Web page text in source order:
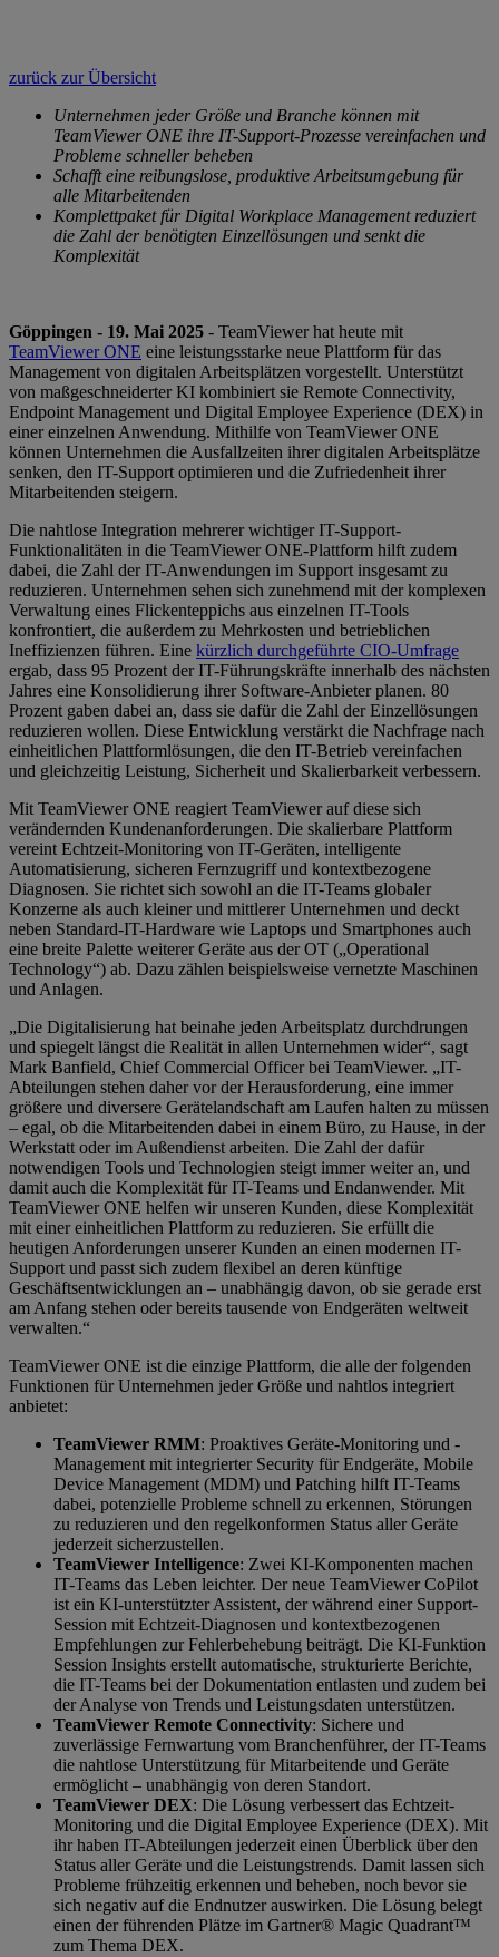
zurück zur Übersicht
Unternehmen jeder Größe und Branche können mit
TeamViewer ONE ihre IT-Support-Prozesse vereinfachen und
Probleme schneller beheben
Schafft eine reibungslose, produktive Arbeitsumgebung für
alle Mitarbeitenden
Komplettpaket für Digital Workplace Management reduziert
die Zahl der benötigten Einzellösungen und senkt die
Komplexität
Göppingen - 19. Mai 2025 - TeamViewer hat heute mit
TeamViewer ONE eine leistungsstarke neue Plattform für das
Management von digitalen Arbeitsplätzen vorgestellt. Unterstützt
von maßgeschneiderter KI kombiniert sie Remote Connectivity,
Endpoint Management und Digital Employee Experience (DEX) in
einer einzelnen Anwendung. Mithilfe von TeamViewer ONE
können Unternehmen die Ausfallzeiten ihrer digitalen Arbeitsplätze
senken, den IT-Support optimieren und die Zufriedenheit ihrer
Mitarbeitenden steigern.
Die nahtlose Integration mehrerer wichtiger IT-Support-
Funktionalitäten in die TeamViewer ONE-Plattform hilft zudem
dabei, die Zahl der IT-Anwendungen im Support insgesamt zu
reduzieren. Unternehmen sehen sich zunehmend mit der komplexen
Verwaltung eines Flickenteppichs aus einzelnen IT-Tools
konfrontiert, die außerdem zu Mehrkosten und betrieblichen
Ineffizienzen führen. Eine kürzlich durchgeführte CIO-Umfrage
ergab, dass 95 Prozent der IT-Führungskräfte innerhalb des nächsten
Jahres eine Konsolidierung ihrer Software-Anbieter planen. 80
Prozent gaben dabei an, dass sie dafür die Zahl der Einzellösungen
reduzieren wollen. Diese Entwicklung verstärkt die Nachfrage nach
einheitlichen Plattformlösungen, die den IT-Betrieb vereinfachen
und gleichzeitig Leistung, Sicherheit und Skalierbarkeit verbessern.
Mit TeamViewer ONE reagiert TeamViewer auf diese sich
verändernden Kundenanforderungen. Die skalierbare Plattform
vereint Echtzeit-Monitoring von IT-Geräten, intelligente
Automatisierung, sicheren Fernzugriff und kontextbezogene
Diagnosen. Sie richtet sich sowohl an die IT-Teams globaler
Konzerne als auch kleiner und mittlerer Unternehmen und deckt
neben Standard-IT-Hardware wie Laptops und Smartphones auch
eine breite Palette weiterer Geräte aus der OT („Operational
Technology“) ab. Dazu zählen beispielsweise vernetzte Maschinen
und Anlagen.
„Die Digitalisierung hat beinahe jeden Arbeitsplatz durchdrungen
und spiegelt längst die Realität in allen Unternehmen wider“, sagt
Mark Banfield, Chief Commercial Officer bei TeamViewer. „IT-
Abteilungen stehen daher vor der Herausforderung, eine immer
größere und diversere Gerätelandschaft am Laufen halten zu müssen
– egal, ob die Mitarbeitenden dabei in einem Büro, zu Hause, in der
Werkstatt oder im Außendienst arbeiten. Die Zahl der dafür
notwendigen Tools und Technologien steigt immer weiter an, und
damit auch die Komplexität für IT-Teams und Endanwender. Mit
TeamViewer ONE helfen wir unseren Kunden, diese Komplexität
mit einer einheitlichen Plattform zu reduzieren. Sie erfüllt die
heutigen Anforderungen unserer Kunden an einen modernen IT-
Support und passt sich zudem flexibel an deren künftige
Geschäftsentwicklungen an – unabhängig davon, ob sie gerade erst
am Anfang stehen oder bereits tausende von Endgeräten weltweit
verwalten.“
TeamViewer ONE ist die einzige Plattform, die alle der folgenden
Funktionen für Unternehmen jeder Größe und nahtlos integriert
anbietet:
TeamViewer RMM: Proaktives Geräte-Monitoring und -
Management mit integrierter Security für Endgeräte, Mobile
Device Management (MDM) und Patching hilft IT-Teams
dabei, potenzielle Probleme schnell zu erkennen, Störungen
zu reduzieren und den regelkonformen Status aller Geräte
jederzeit sicherzustellen.
TeamViewer Intelligence: Zwei KI-Komponenten machen
IT-Teams das Leben leichter. Der neue TeamViewer CoPilot
ist ein KI-unterstützter Assistent, der während einer Support-
Session mit Echtzeit-Diagnosen und kontextbezogenen
Empfehlungen zur Fehlerbehebung beiträgt. Die KI-Funktion
Session Insights erstellt automatische, strukturierte Berichte,
die IT-Teams bei der Dokumentation entlasten und zudem bei
der Analyse von Trends und Leistungsdaten unterstützen.
TeamViewer Remote Connectivity: Sichere und
zuverlässige Fernwartung vom Branchenführer, der IT-Teams
die nahtlose Unterstützung für Mitarbeitende und Geräte
ermöglicht – unabhängig von deren Standort.
TeamViewer DEX: Die Lösung verbessert das Echtzeit-
Monitoring und die Digital Employee Experience (DEX). Mit
ihr haben IT-Abteilungen jederzeit einen Überblick über den
Status aller Geräte und die Leistungstrends. Damit lassen sich
Probleme frühzeitig erkennen und beheben, noch bevor sie
sich negativ auf die Endnutzer auswirken. Die Lösung belegt
einen der führenden Plätze im Gartner® Magic Quadrant™
zum Thema DEX.